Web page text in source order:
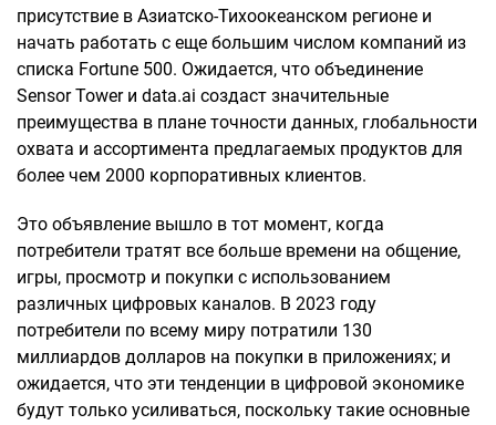
присутствие в Азиатско-Тихоокеанском регионе и
начать работать с еще большим числом компаний из
списка Fortune 500. Ожидается, что объединение
Sensor Tower и data.ai создаст значительные
преимущества в плане точности данных, глобальности
охвата и ассортимента предлагаемых продуктов для
более чем 2000 корпоративных клиентов.
Это объявление вышло в тот момент, когда
потребители тратят все больше времени на общение,
игры, просмотр и покупки с использованием
различных цифровых каналов. В 2023 году
потребители по всему миру потратили 130
миллиардов долларов на покупки в приложениях; и
ожидается, что эти тенденции в цифровой экономике
будут только усиливаться, поскольку такие основные